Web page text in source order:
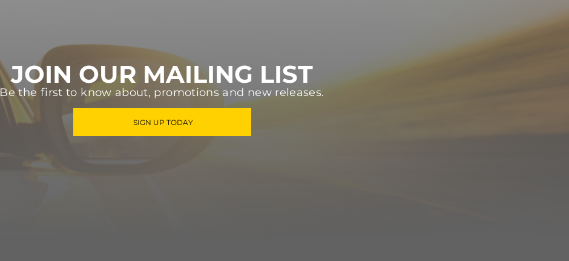
JOIN OUR MAILING LIST
Be the first to know about, promotions and new releases.
SIGN UP TODAY